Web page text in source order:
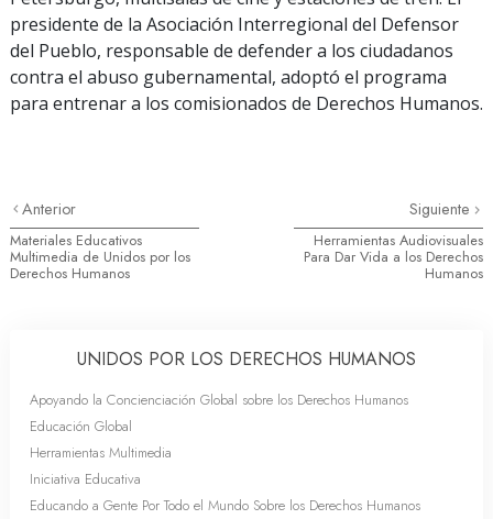
presidente de la Asociación Interregional del Defensor
del Pueblo, responsable de defender a los ciudadanos
contra el abuso gubernamental, adoptó el programa
para entrenar a los comisionados de Derechos Humanos.
Anterior
Materiales Educativos
Multimedia de Unidos por los
Derechos Humanos
Siguiente
Herramientas Audiovisuales
Para Dar Vida a los Derechos
Humanos
UNIDOS POR LOS DERECHOS HUMANOS
Apoyando la Concienciación Global sobre los Derechos Humanos
Educación Global
Herramientas Multimedia
Iniciativa Educativa
Educando a Gente Por Todo el Mundo Sobre los Derechos Humanos